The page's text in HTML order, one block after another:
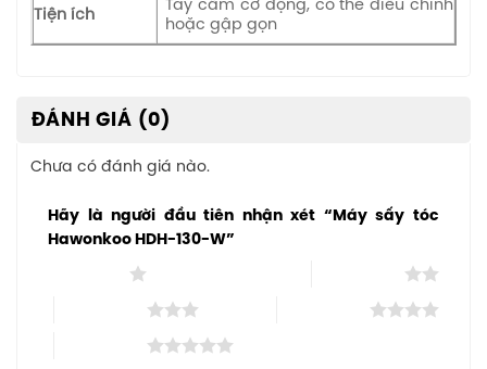
Tiện ích
Tay cầm cơ động, có thể điều chỉnh
hoặc gập gọn
ĐÁNH GIÁ (0)
Chưa có đánh giá nào.
Hãy là người đầu tiên nhận xét “Máy sấy tóc
Hawonkoo HDH-130-W”